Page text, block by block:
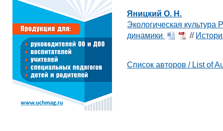
Яницкий О. Н.
Экологическая культура
динамики
//
Список авторов / List of